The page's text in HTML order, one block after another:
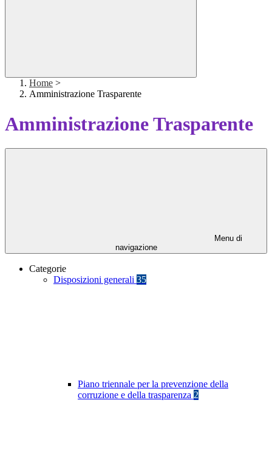
Home >
Amministrazione Trasparente
Amministrazione Trasparente
Menu di
navigazione
Categorie
Disposizioni generali 35
Piano triennale per la prevenzione della
corruzione e della trasparenza 2